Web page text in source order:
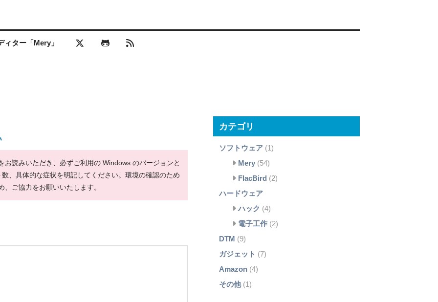
ィター「Mery」
お読みいただき、必ずご利用の Windows のバージョンと
、具体的な症状を明記してください。環境の確認のため
ご協力をお願いいたします。
カテゴリ
ソフトウェア(1)
Mery (54)
FlacBird (2)
ハードウェア
ハック (4)
電子工作 (2)
DTM (9)
ガジェット (7)
Amazon(4)
その他(1)